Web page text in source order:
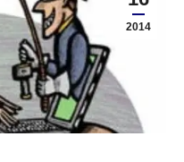
2014